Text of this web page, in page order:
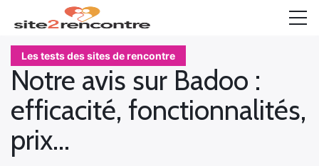
Les tests des sites de rencontre
Notre avis sur Badoo :
efficacité, fonctionnalités,
prix…
Accueil
TOP 10
Rencontre coquine
Rencontre senior